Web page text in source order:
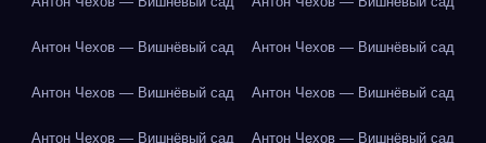
Антон Чехов — Вишнёвый сад Антон Чехов — Вишнёвый сад
Антон Чехов — Вишнёвый сад Антон Чехов — Вишнёвый сад
Антон Чехов — Вишнёвый сад Антон Чехов — Вишнёвый сад